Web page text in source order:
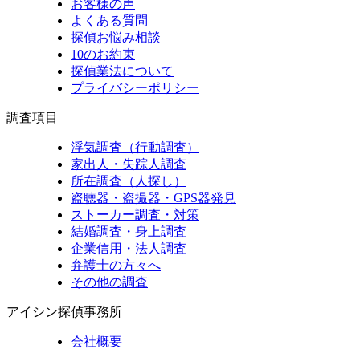
お客様の声
よくある質問
探偵お悩み相談
10のお約束
探偵業法について
プライバシーポリシー
調査項目
浮気調査（行動調査）
家出人・失踪人調査
所在調査（人探し）
盗聴器・盗撮器・GPS器発見
ストーカー調査・対策
結婚調査・身上調査
企業信用・法人調査
弁護士の方々へ
その他の調査
アイシン探偵事務所
会社概要